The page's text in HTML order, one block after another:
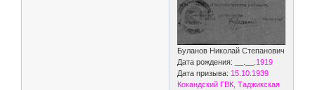
Буланов Николай Степанович
Дата рождения: __.__. 1919
Дата призыва: 15.10.1939
Кокандский ГВК, Таджикская